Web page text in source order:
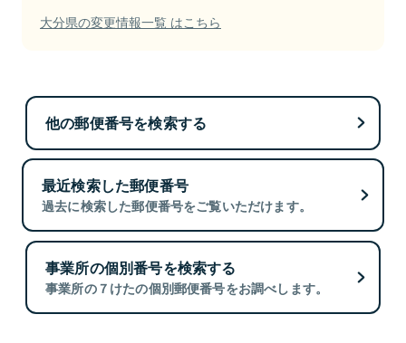
大分県の変更情報一覧 はこちら
他の郵便番号を検索する
最近検索した郵便番号
過去に検索した郵便番号をご覧いただけます。
事業所の個別番号を検索する
事業所の７けたの個別郵便番号をお調べします。